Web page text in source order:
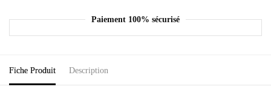
Paiement 100% sécurisé
Fiche Produit Description